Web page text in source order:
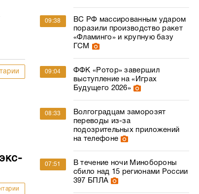
09:38
ВС РФ массированным ударом
поразили производство ракет
«Фламинго» и крупную базу
ГСМ
09:04
ФФК «Ротор» завершил
выступление на «Играх
Будущего 2026»
08:33
Волгоградцам заморозят
переводы из-за
подозрительных приложений
на телефоне
07:51
В течение ночи Минобороны
сбило над 15 регионами России
397 БПЛА